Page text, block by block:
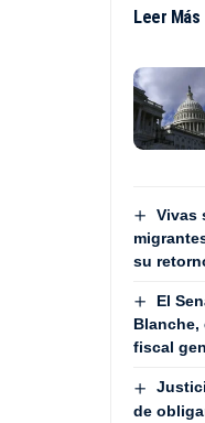
Leer Más
Vivas
su
El
Blanche,
fiscal
de